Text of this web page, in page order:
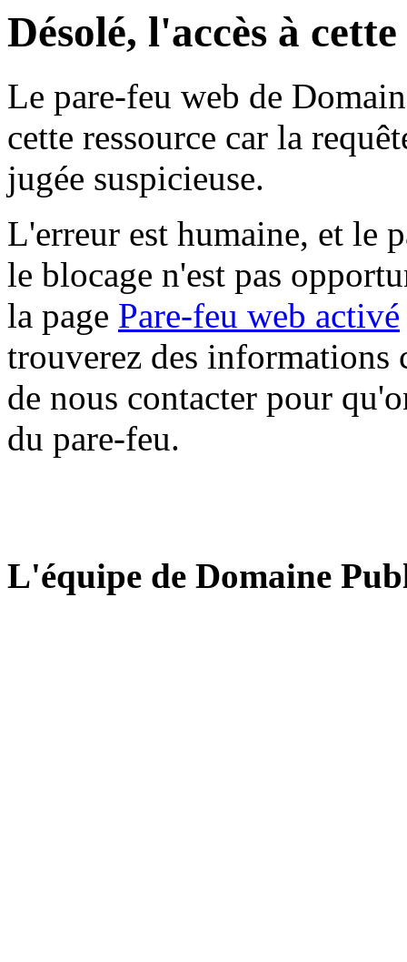
Désolé, l'accès à
Le pare-feu web de
cette ressource car la
jugée suspicieuse.
L'erreur est humaine, et le
le blocage n'est pas
la page Pare-feu web activé
trouverez des informations
de nous contacter pour
du pare-feu.
L'équipe de Domaine